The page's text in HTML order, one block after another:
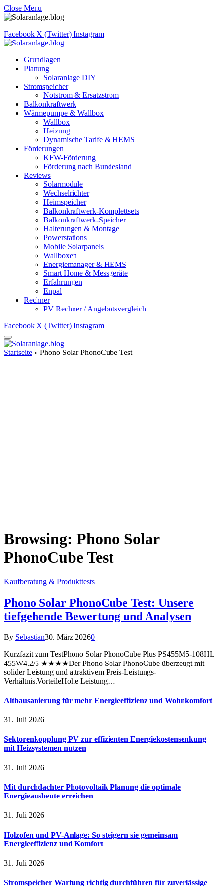
Close Menu
Facebook X (Twitter) Instagram
Grundlagen
Planung
Solaranlage DIY
Stromspeicher
Notstrom & Ersatzstrom
Balkonkraftwerk
Wärmepumpe & Wallbox
Wallbox
Heizung
Dynamische Tarife & HEMS
Förderungen
KFW-Förderung
Förderung nach Bundesland
Reviews
Solarmodule
Wechselrichter
Heimspeicher
Balkonkraftwerk-Komplettsets
Balkonkraftwerk-Speicher
Halterungen & Montage
Powerstations
Mobile Solarpanels
Wallboxen
Energiemanager & HEMS
Smart Home & Messgeräte
Erfahrungen
Enpal
Rechner
PV-Rechner / Angebotsvergleich
Facebook X (Twitter) Instagram
Startseite » Phono Solar PhonoCube Test
Browsing: Phono Solar
PhonoCube Test
Kaufberatung & Produkttests
Phono Solar PhonoCube Test: Unsere
tiefgehende Bewertung und Analysen
By Sebastian30. März 20260
Kurzfazit zum TestPhono Solar PhonoCube Plus PS455M5-108HL
455W4.2/5 ★★★★Der Phono Solar PhonoCube überzeugt mit
solider Leistung und attraktivem Preis-Leistungs-
Verhältnis.VorteileHohe Leistung…
Altbausanierung für mehr Energieeffizienz und Wohnkomfort
31. Juli 2026
Sektorenkopplung PV zur effizienten Energiekostensenkung
mit Heizsystemen nutzen
31. Juli 2026
Mit durchdachter Photovoltaik Planung die optimale
Energieausbeute erreichen
31. Juli 2026
Holzofen und PV-Anlage: So steigern sie gemeinsam
Energieeffizienz und Komfort
31. Juli 2026
Stromspeicher Wartung richtig durchführen für zuverlässige